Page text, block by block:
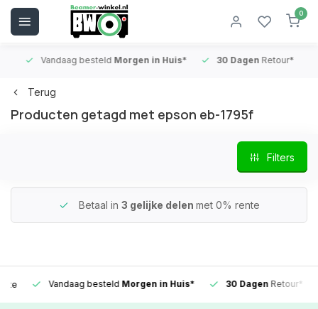
0
Vandaag besteldMorgen in Huis* 30 DagenRetour*
Terug
Producten getagd met epson eb-1795f
Filters
Betaal in 3 gelijke delen met 0% rente
Vandaag besteldMorgen in Huis* 30 DagenRetour*